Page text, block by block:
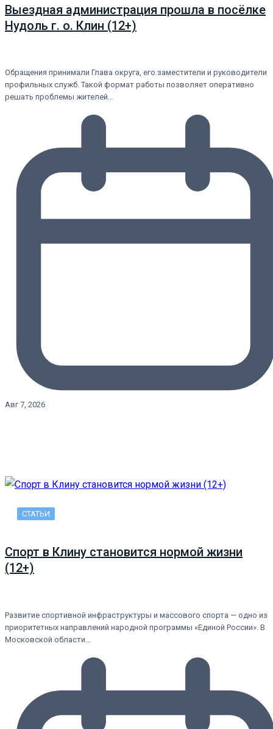
Выездная администрация прошла в посёлке
Нудоль г. о. Клин (12+)
Обращения принимали Глава округа, его заместители и руководители
профильных служб. Такой формат работы позволяет оперативно
решать проблемы жителей…
Авг 7, 2026
СТАТЬИ
Спорт в Клину становится нормой жизни
(12+)
Развитие спортивной инфраструктуры и массового спорта — одно из
приоритетных направлений народной программы «Единой России». В
Московской области…